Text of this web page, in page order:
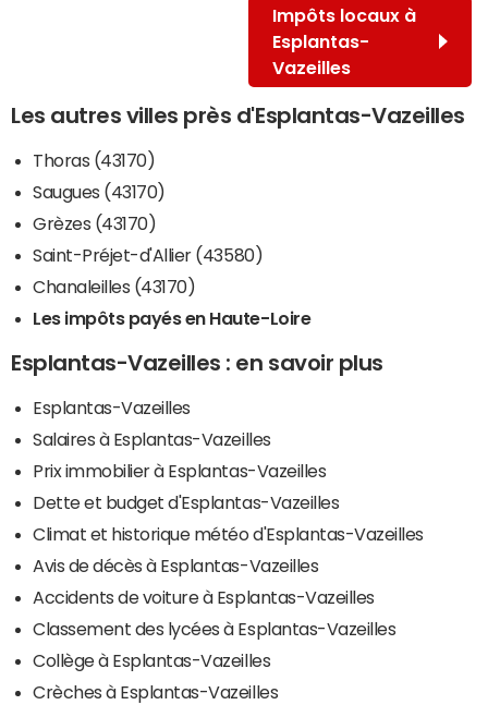
Impôts locaux à
Esplantas-
Vazeilles
Les autres villes près d'Esplantas-Vazeilles
Thoras (43170)
Saugues (43170)
Grèzes (43170)
Saint-Préjet-d'Allier (43580)
Chanaleilles (43170)
Les impôts payés en Haute-Loire
Esplantas-Vazeilles : en savoir plus
Esplantas-Vazeilles
Salaires à Esplantas-Vazeilles
Prix immobilier à Esplantas-Vazeilles
Dette et budget d'Esplantas-Vazeilles
Climat et historique météo d'Esplantas-Vazeilles
Avis de décès à Esplantas-Vazeilles
Accidents de voiture à Esplantas-Vazeilles
Classement des lycées à Esplantas-Vazeilles
Collège à Esplantas-Vazeilles
Crèches à Esplantas-Vazeilles